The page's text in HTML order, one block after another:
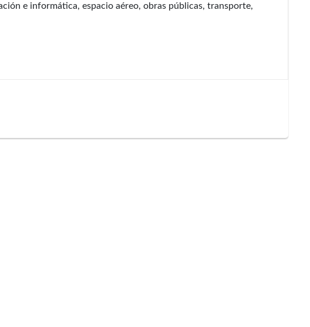
e informática, espacio aéreo, obras públicas, transporte,